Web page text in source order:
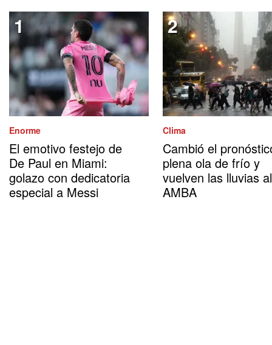
Enorme
El emotivo festejo de
De Paul en Miami:
golazo con dedicatoria
especial a Messi
Clima
Cambió el
plena ola de frío y
vuelven las lluvias al
AMBA